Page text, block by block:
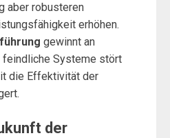
aber robusteren
erhöhen.
gewinnt an
feindliche Systeme stört
die Effektivität der
der